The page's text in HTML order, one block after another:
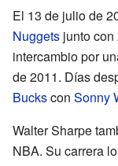
El 13 de julio de
Nuggets junto con
intercambio por
de 2011. Días
Buckscon Sonny
Walter Sharpe
NBA. Su carrera